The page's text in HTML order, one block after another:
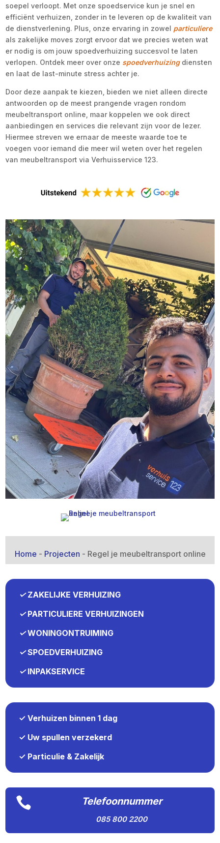
soepel verloopt. Met onze spoedservice kun je snel en
efficiënt verhuizen, zonder in te leveren op de kwaliteit van
de dienstverlening. Plus, onze ervaring in zowel particuliere
als zakelijke moves zorgt ervoor dat we precies weten wat
er nodig is om jouw spoedverhuizing succesvol te laten
verlopen. Ontdek meer over onze spoedverhuizingdiensten
en laat de last-minute stress achter je.
Door deze aanpak te kiezen, bieden we niet alleen directe
antwoorden op de meest prangende vragen rondom
meubeltransport online, maar koppelen we ook direct
aanbiedingen en services die relevant zijn voor de lezer.
Hiermee streven we ernaar de meeste waarde toe te
voegen voor iemand die meer wil weten over het regelen
van meubeltransport via Verhuisservice 123.
Home - Projecten - Regel je meubeltransport online
✓ZAKELIJKE VERHUIZING
✓PARTICULIERE VERHUIZINGEN
✓WONINGONTRUIMING
✓SPOEDVERHUIZING
✓INPAKSERVICE
✓ Verhuizen binnen 1 dag
✓ Uw spullen verzekerd
✓ Particulie & Zakelijk
 Telefoonnummer
085 800 2200